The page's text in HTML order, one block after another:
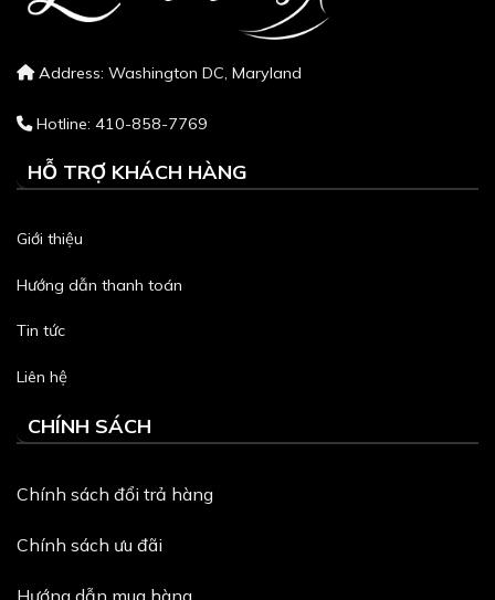
Address: Washington DC, Maryland
Hotline: 410-858-7769
HỖ TRỢ KHÁCH HÀNG
Giới thiệu
Hướng dẫn thanh toán
Tin tức
Liên hệ
CHÍNH SÁCH
Chính sách đổi trả hàng
Chính sách ưu đãi
Hướng dẫn mua hàng